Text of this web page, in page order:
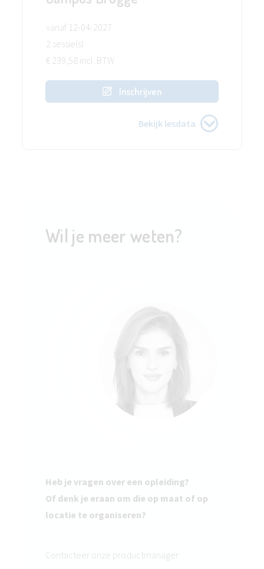
vanaf 12-04-2027
2 sessie(s)
€ 239,58 incl. BTW
Inschrijven
Bekijk lesdata
Wil je meer weten?
Heb je vragen over een opleiding?
Of denk je eraan om die op maat of op
locatie te organiseren?
Contacteer onze productmanager